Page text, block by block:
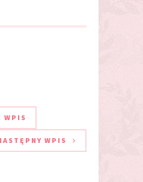
WPIS
WPIS